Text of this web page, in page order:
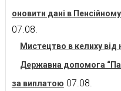
оновити дані в
07.08.
Мистецтво в келиху
Державна допомога
за виплатою 07.08.